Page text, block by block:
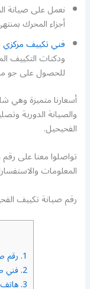
نعمل على صيانة
أجزاء المحرك
فني تكييف مركزي
ودكتات التكييف
للحصول على جو
أسعارنا متميزة وهي
والصيانة الدورية
الفحيحيل.
تواصلوا معنا على
المعلومات
رقم صيانة تكييف
1. رقم
2. فني
3.